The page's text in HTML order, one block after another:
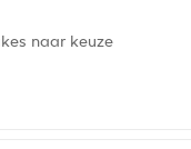
naar keuze